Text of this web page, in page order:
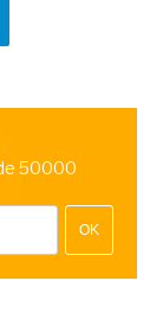
50000
OK